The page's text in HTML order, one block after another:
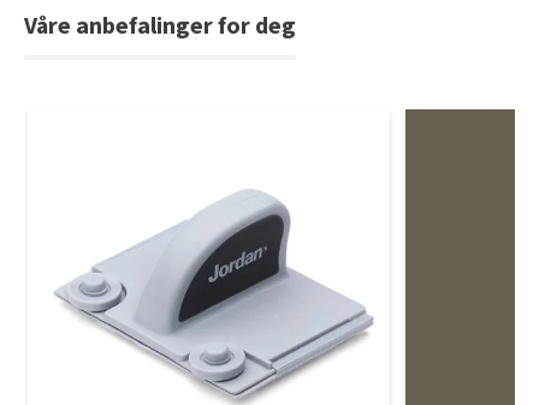
Våre anbefalinger for deg